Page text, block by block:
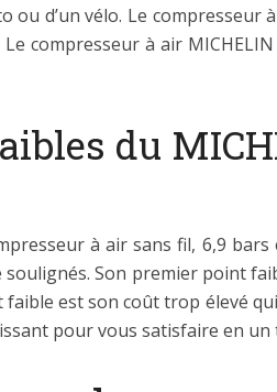
ou d’un vélo. Le
compresseur à air
du
à air sans fil, 6,9
soulignés. Son premier point
est son coût trop élevé
pour vous satisfaire en un